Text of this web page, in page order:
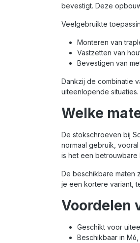
bevestigt. Deze
Veelgebruikte
Monteren van
Vastzetten van
Bevestigen van
Dankzij de combinatie
uiteenlopende situaties.
Welke
De stokschroeven bij
normaal gebruik,
is het een betrouwbare
De beschikbare maten
je een kortere variant,
Voordelen
Geschikt voor
Beschikbaar in M6,